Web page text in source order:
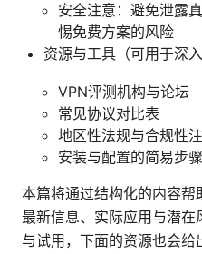
安全注意：避免泄露
惕免费方案的风险
资源与工具（可用于深
VPN评测机构与论坛
常见协议对比表
地区性法规与合规性
安装与配置的简易步骤
本篇将通过结构化的内容
最新信息、实际应用与潜
与试用，下面的资源也会